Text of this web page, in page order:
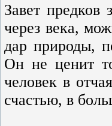
Завет предков
через века,
дар природы,
Он не ценит
человек в
счастью, в